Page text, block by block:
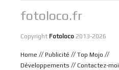
fotoloco.fr
Copyright Fotoloco 2013-2026
Home // Publicité // Top Mojo //
Développements // Contactez-moi